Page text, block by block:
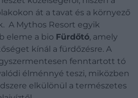
át a tavat és a környező
A Mythos Resort egyik
eleme a bio Fürdőtó, amely
kínál a fürdőzésre. A
fenntartott tó
élménnyé teszi, miközben
elkülönül a természetes